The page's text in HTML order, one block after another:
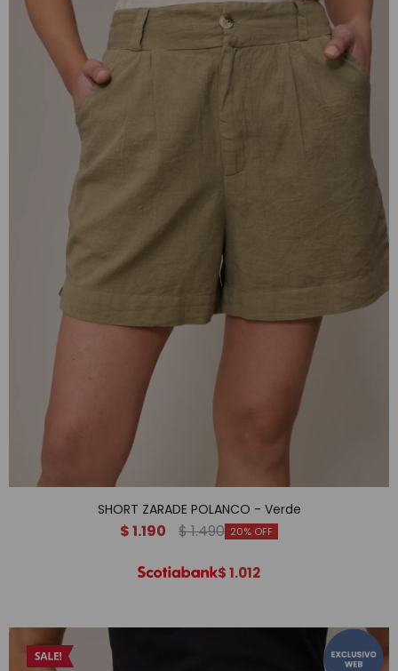
SHORT ZARADE POLANCO - Verde
$1.190 $1.490 20
$1.012